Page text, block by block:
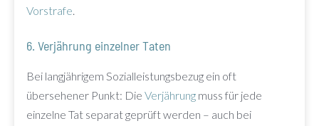
Vorstrafe.
6. Verjährung einzelner Taten
Bei langjährigem Sozialleistungsbezug ein oft
übersehener Punkt: Die Verjährung muss für jede
einzelne Tat separat geprüft werden – auch bei